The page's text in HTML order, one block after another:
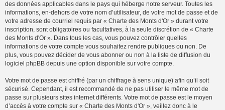
des données applicables dans le pays qui héberge notre serveur. Toutes les
informations, en-dehors de votre nom d’utilisateur, de votre mot de passe et de
votre adresse de courriel requis par « Charte des Monts d'Or » durant votre
inscription, sont obligatoires ou facultatives, à la seule discrétion de « Charte
des Monts d'Or ». Dans tous les cas, vous pouvez contrôler quelles
informations de votre compte vous souhaitez rendre publiques ou non. De
plus, vous pouvez décider de vous abonner ou non à la liste de diffusion du
logiciel phpBB depuis une option disponible sur votre compte.
Votre mot de passe est chiffré (par un chiffrage à sens unique) afin qu’il soit
sécurisé. Cependant, il est recommandé de ne pas utiliser le même mot de
passe sur plusieurs sites internet différents. Votre mot de passe est le moyen
d’accès à votre compte sur « Charte des Monts d'Or », veillez donc à le